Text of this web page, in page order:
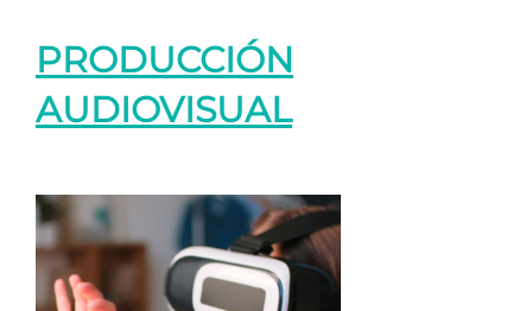
PRODUCCIÓN
AUDIOVISUAL